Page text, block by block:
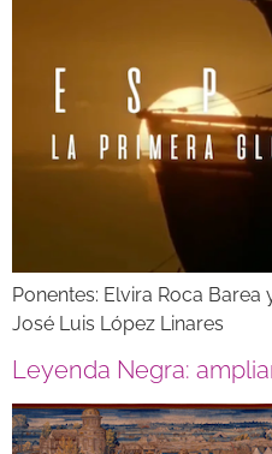
Ponentes: Elvira Roca Barea
José Luis López Linares
Leyenda Negra: